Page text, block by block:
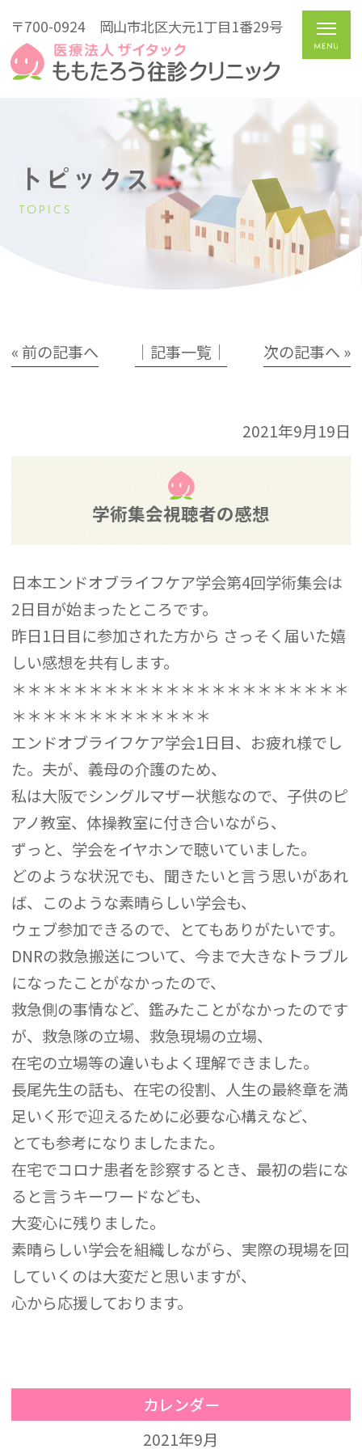
〒700-0924 岡山市北区大元1丁目1番29号
トピックス
TOPICS
« 前の記事へ │記事一覧│ 次の記事へ »
2021年9月19日
学術集会視聴者の感想
日本エンドオブライフケア学会第4回学術集会は
2日目が始まったところです。
昨日1日目に参加された方から さっそく届いた嬉
しい感想を共有します。
＊＊＊＊＊＊＊＊＊＊＊＊＊＊＊＊＊＊＊＊＊＊
＊＊＊＊＊＊＊＊＊＊＊＊＊
エンドオブライフケア学会1日目、お疲れ様でし
た。夫が、義母の介護のため、
私は大阪でシングルマザー状態なので、子供のピ
アノ教室、体操教室に付き合いながら、
ずっと、学会をイヤホンで聴いていました。
どのような状況でも、聞きたいと言う思いがあれ
ば、このような素晴らしい学会も、
ウェブ参加できるので、とてもありがたいです。
DNRの救急搬送について、今まで大きなトラブル
になったことがなかったので、
救急側の事情など、鑑みたことがなかったのです
が、救急隊の立場、救急現場の立場、
在宅の立場等の違いもよく理解できました。
長尾先生の話も、在宅の役割、人生の最終章を満
足いく形で迎えるために必要な心構えなど、
とても参考になりましたまた。
在宅でコロナ患者を診察するとき、最初の砦にな
ると言うキーワードなども、
大変心に残りました。
素晴らしい学会を組織しながら、実際の現場を回
していくのは大変だと思いますが、
心から応援しております。
カレンダー
2021年9月